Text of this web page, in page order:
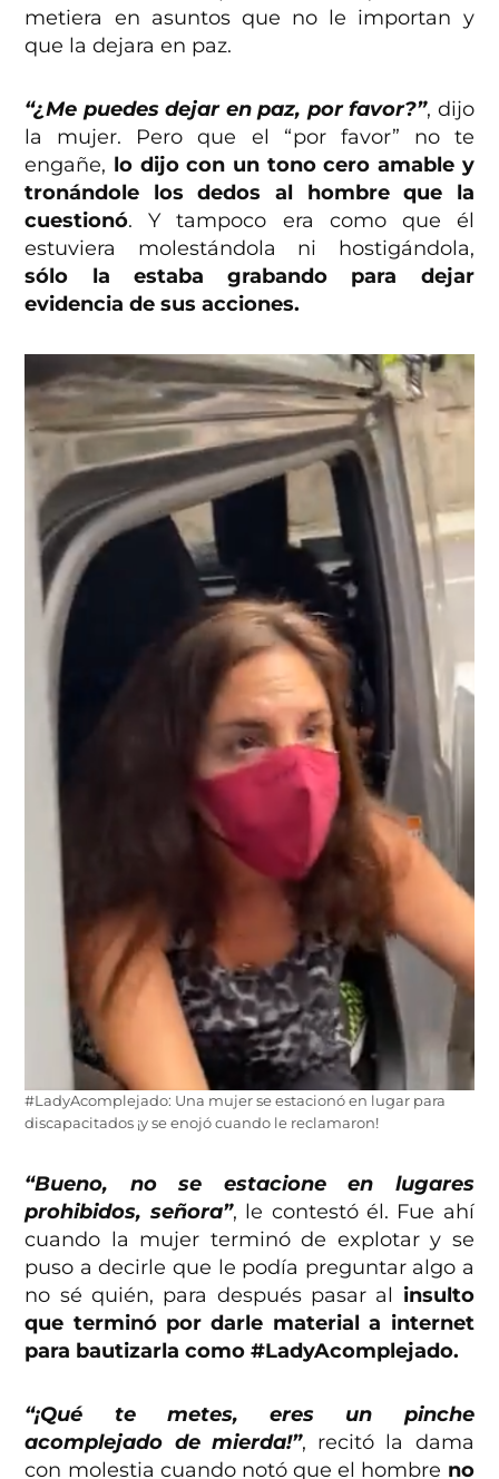
metiera en asuntos que no le importan y
que la dejara en paz.
“¿Me puedes dejar en paz, por favor?”, dijo
la mujer. Pero que el “por favor” no te
engañe, lo dijo con un tono cero amable y
tronándole los dedos al hombre que la
cuestionó. Y tampoco era como que él
estuviera molestándola ni hostigándola,
sólo la estaba grabando para dejar
evidencia de sus acciones.
#LadyAcomplejado: Una mujer se estacionó en lugar para
discapacitados ¡y se enojó cuando le reclamaron!
“Bueno, no se estacione en lugares
prohibidos, señora”, le contestó él. Fue ahí
cuando la mujer terminó de explotar y se
puso a decirle que le podía preguntar algo a
no sé quién, para después pasar al insulto
que terminó por darle material a internet
para bautizarla como #LadyAcomplejado.
“¡Qué te metes, eres un pinche
acomplejado de mierda!”, recitó la dama
con molestia cuando notó que el hombre no